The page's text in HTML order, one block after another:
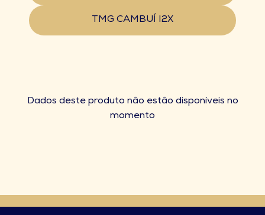
TMG CAMBUÍ I2X
Dados deste produto não estão disponíveis no
momento